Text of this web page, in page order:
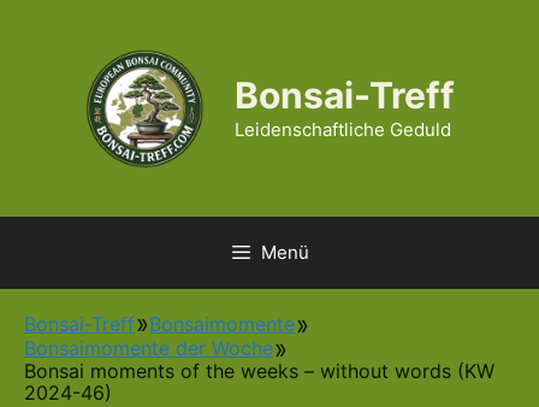
Bonsai-Treff
Leidenschaftliche Geduld
Menü
Bonsai-Treff
Bonsaimomente
Bonsaimomente der Woche
Bonsai moments of the weeks – without words (KW
2024-46)